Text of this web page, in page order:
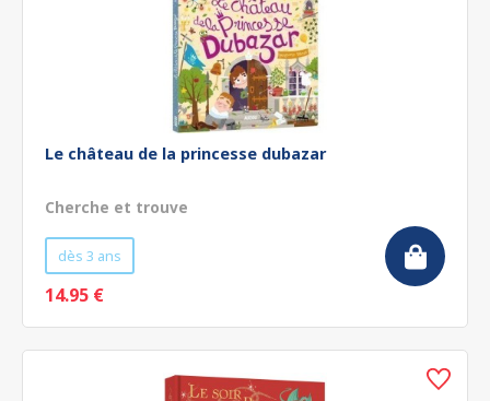
Le château de la princesse dubazar
Cherche et trouve
dès 3 ans
14.95 €